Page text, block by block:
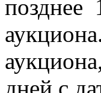
позднее
дней с